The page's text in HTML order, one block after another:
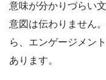
意味が分かりづらい
意図は伝わりません
ら、エンゲージメン
あります。